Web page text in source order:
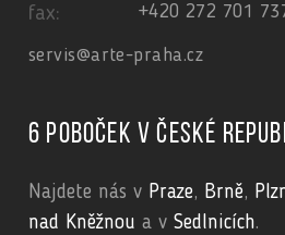
fax: +420 272 701
servis@arte-praha.cz
6 poboček v České
Najdete nás v Praze, Brně,
nad Kněžnou a v Sedlnicích.